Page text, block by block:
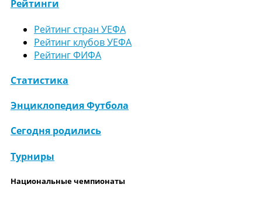
Рейтинги
Рейтинг стран УЕФА
Рейтинг клубов УЕФА
Рейтинг ФИФА
Статистика
Энциклопедия Футбола
Сегодня родились
Турниры
Национальные чемпионаты